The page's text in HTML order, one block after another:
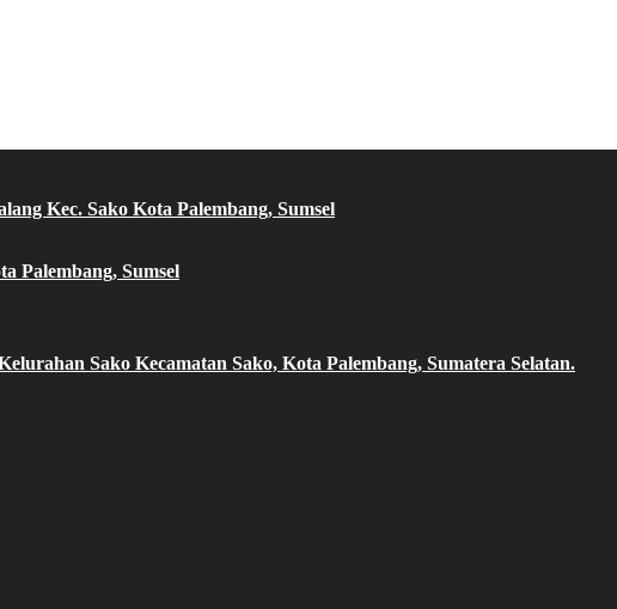
Kec. Sako Kota Palembang, Sumsel
Palembang, Sumsel
Sako Kecamatan Sako, Kota Palembang, Sumatera Selatan.